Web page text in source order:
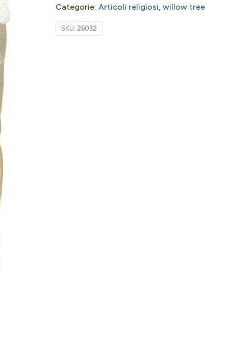
Categorie: Articoli religiosi willow tree
SKU: 26032